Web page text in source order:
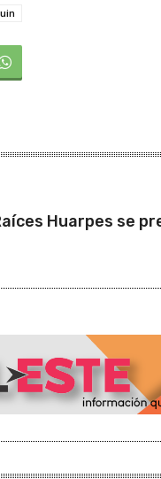
Huarpes se